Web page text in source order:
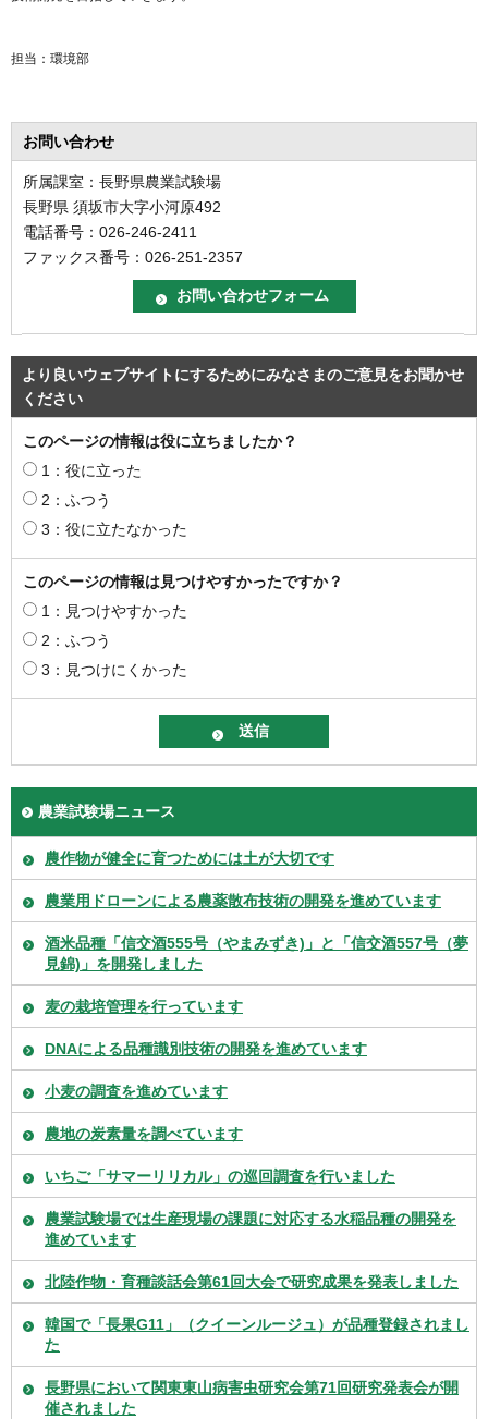
担当：環境部
お問い合わせ
所属課室：長野県農業試験場
長野県 須坂市大字小河原492
電話番号：026-246-2411
ファックス番号：026-251-2357
より良いウェブサイトにするためにみなさまのご意見をお聞かせ
ください
このページの情報は役に立ちましたか？
1：役に立った
2：ふつう
3：役に立たなかった
このページの情報は見つけやすかったですか？
1：見つけやすかった
2：ふつう
3：見つけにくかった
農業試験場ニュース
農作物が健全に育つためには土が大切です
農業用ドローンによる農薬散布技術の開発を進めています
酒米品種「信交酒555号（やまみずき)」と「信交酒557号（夢
見錦)」を開発しました
麦の栽培管理を行っています
DNAによる品種識別技術の開発を進めています
小麦の調査を進めています
農地の炭素量を調べています
いちご「サマーリリカル」の巡回調査を行いました
農業試験場では生産現場の課題に対応する水稲品種の開発を
進めています
北陸作物・育種談話会第61回大会で研究成果を発表しました
韓国で「長果G11」（クイーンルージュ）が品種登録されまし
た
長野県において関東東山病害虫研究会第71回研究発表会が開
催されました